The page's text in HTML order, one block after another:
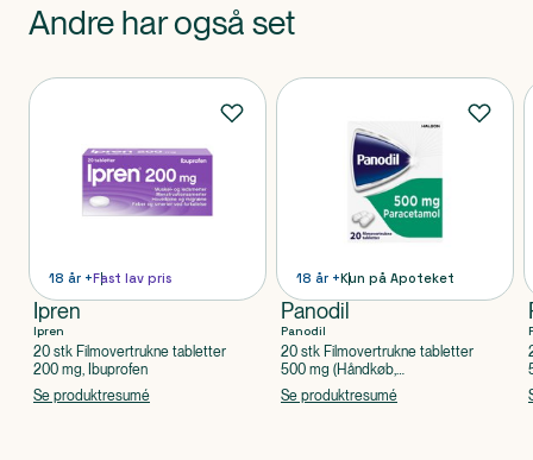
Andre har også set
Produkter
18 år +Fast lav pris
Ipren
Ipren
20 stk Filmovertrukne tabletter
200 mg, Ibuprofen
Se produktresumé
18 år +Kun på Apoteket
Panodil
Panodil
20 stk Filmovertrukne tabletter
500 mg (Håndkøb,
apoteksforbeholdt), Paracetamol
Se produktresumé